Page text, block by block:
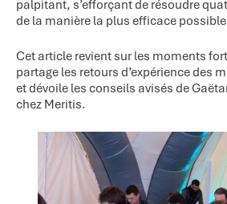
palpitant, s’efforçant de résoudre
de la manière la plus efficace
Cet article revient sur les moments
partage les retours d’expérience des
et dévoile les conseils avisés de
chez Meritis.